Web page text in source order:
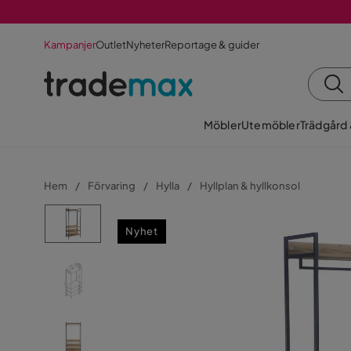
KampanjerOutletNyheterReportage & guider
MöblerUtemöblerTrädgård
Hem Förvaring Hylla Hyllplan & hyllkonsol
Nyhet